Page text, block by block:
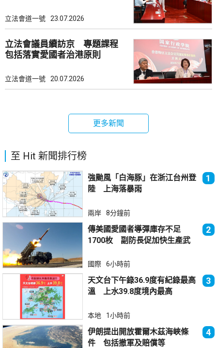
立法會道一號 23.07.2026
立法會議員續訪京 專題課程
包括落實愛國者治港原則
立法會道一號 20.07.2026
更多新聞
至 Hit 新聞排行榜
強颱風「白海豚」在浙江台州登
陸 上海落暴雨
1
兩岸 8分鐘前
傳美國愛國者導彈庫存不足
1700枚 副防長促加快生產武
2
國際 6小時前
天文台下午錄36.9度有紀錄最高
溫 上水39.8度境內最高
3
本地 1小時前
伊朗提出開放霍爾木茲海峽條
件 包括撤軍及賠償等
4